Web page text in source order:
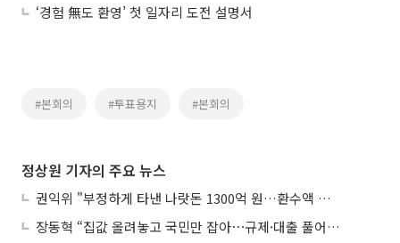
‘경험 無도 환영’ 첫 일자리 도전 설명서
#본회의 #투표용지 #본회의
정상원 기자의 주요 뉴스
권익위 "부정하게 타낸 나랏돈 1300억 원…환수액 역대 최대"
장동혁 “집값 올려놓고 국민만 잡아⋯규제·대출 풀어야”